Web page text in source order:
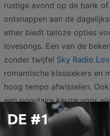
rustige avond op de bank
ontsnappen aan de
ether biedt talloze opties
lovesongs. Een van de
zonder twijfel Sky Radio
romantische klassiekers en
hoog tempo afwisselen. Ook
een populaire keuze voor
die direct een warme sfeer